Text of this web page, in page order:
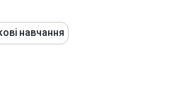
навчання